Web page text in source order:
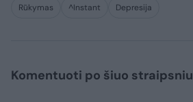
Rūkymas ^Instant Depresija
Komentuoti po šiuo straipsniu